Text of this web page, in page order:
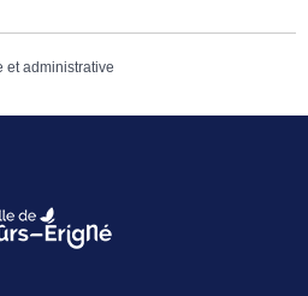
et administrative